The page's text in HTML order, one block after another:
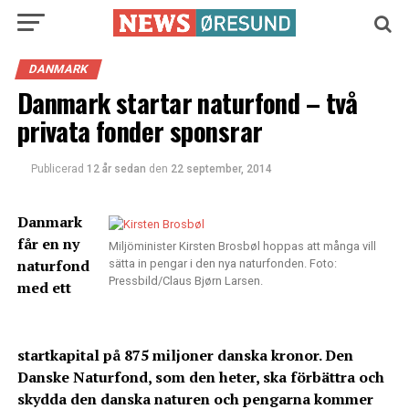
DANMARK
Danmark startar naturfond – två
privata fonder sponsrar
Publicerad 12 år sedan den 22 september, 2014
Miljöminister Kirsten Brosbøl hoppas att många vill
sätta in pengar i den nya naturfonden. Foto:
Pressbild/Claus Bjørn Larsen.
Danmark
får en ny
naturfond
med ett
startkapital på 875 miljoner danska kronor. Den
Danske Naturfond, som den heter, ska förbättra och
skydda den danska naturen och pengarna kommer